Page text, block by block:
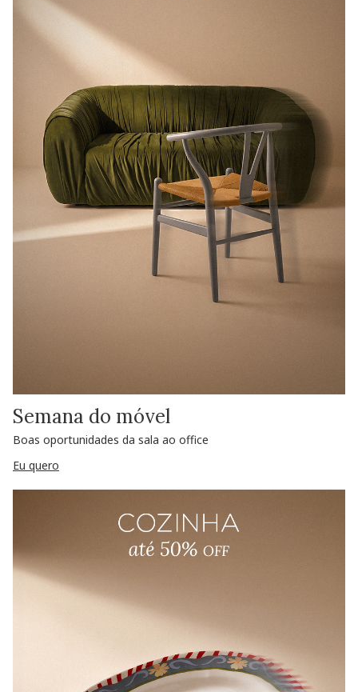
Semana do móvel
Boas oportunidades da sala ao office
Eu quero